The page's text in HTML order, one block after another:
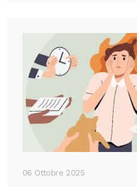
06 Ottobre 2025